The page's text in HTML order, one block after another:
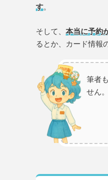
す。
そして、 本当に予約
るとか、カード情報
筆者
せん。